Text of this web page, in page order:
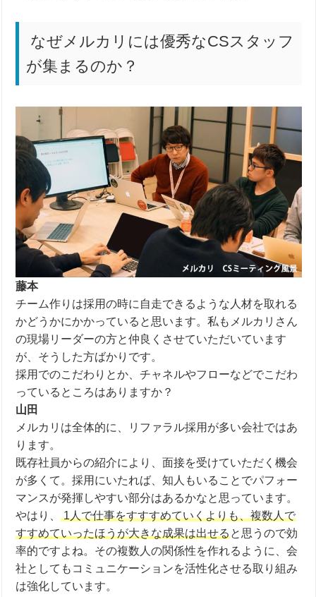
なぜメルカリには優秀なCSスタッフ
が集まるのか？
藤本
チーム作りは採用の時に自走できるような人材を取れる
かどうかにかかっていると思います。私もメルカリさん
の現場リーダーの方と仲良くさせていただいています
が、そうした方ばかりです。
採用でのこだわりとか、チャネルやフローなどでこだわ
っているところはありますか？
山田
メルカリは全体的に、リファラル採用が多い会社ではあ
ります。
既存社員からの紹介により、面接を受けていただく機会
が多くて。採用にいたれば、知人もいることでパフォー
マンスが発揮しやすい部分はあるかなと思っています。
やはり、 1人で仕事をすすすめていくよりも、複数人で
すすめていったほうが大きな成果は出せると思うので効
率的ですよね。その複数人の関係性を作れるように、会
社としてもコミュニケーションを活性化させる取り組み
は強化しています。